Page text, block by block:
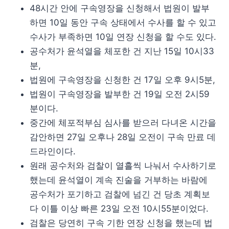
48시간 안에 구속영장을 신청해서 법원이 발부
하면 10일 동안 구속 상태에서 수사를 할 수 있고
수사가 부족하면 10일 연장 신청을 할 수도 있다.
공수처가 윤석열을 체포한 건 지난 15일 10시33
분,
법원에 구속영장을 신청한 건 17일 오후 9시5분,
법원이 구속영장을 발부한 건 19일 오전 2시59
분이다.
중간에 체포적부심 심사를 받으러 다녀온 시간을
감안하면 27일 오후나 28일 오전이 구속 만료 데
드라인이다.
원래 공수처와 검찰이 열흘씩 나눠서 수사하기로
했는데 윤석열이 계속 진술을 거부하는 바람에
공수처가 포기하고 검찰에 넘긴 건 당초 계획보
다 이틀 이상 빠른 23일 오전 10시55분이었다.
검찰은 당연히 구속 기한 연장 신청을 했는데 법